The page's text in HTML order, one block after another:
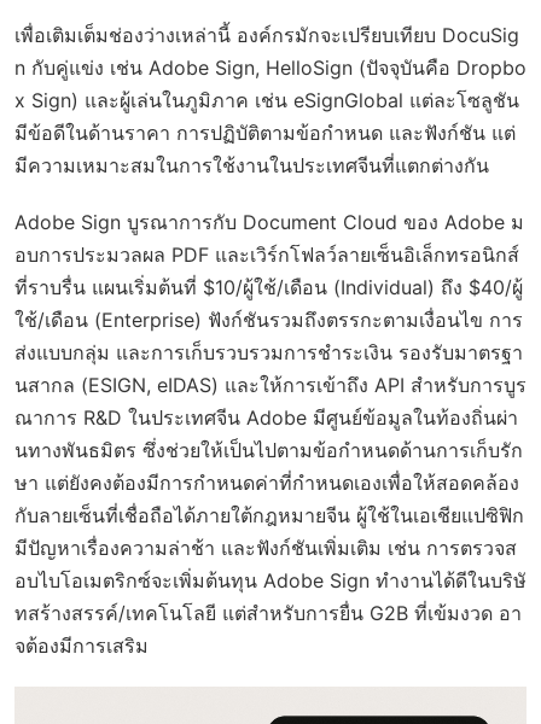
เพื่อเติมเต็มช่องว่างเหล่านี้ องค์กรมักจะเปรียบเทียบ DocuSig
n กับคู่แข่ง เช่น Adobe Sign, HelloSign (ปัจจุบันคือ Dropbo
x Sign) และผู้เล่นในภูมิภาค เช่น eSignGlobal แต่ละโซลูชัน
มีข้อดีในด้านราคา การปฏิบัติตามข้อกำหนด และฟังก์ชัน แต่
มีความเหมาะสมในการใช้งานในประเทศจีนที่แตกต่างกัน
Adobe Sign บูรณาการกับ Document Cloud ของ Adobe ม
อบการประมวลผล PDF และเวิร์กโฟลว์ลายเซ็นอิเล็กทรอนิกส์
ที่ราบรื่น แผนเริ่มต้นที่ $10/ผู้ใช้/เดือน (Individual) ถึง $40/ผู้
ใช้/เดือน (Enterprise) ฟังก์ชันรวมถึงตรรกะตามเงื่อนไข การ
ส่งแบบกลุ่ม และการเก็บรวบรวมการชำระเงิน รองรับมาตรฐา
นสากล (ESIGN, eIDAS) และให้การเข้าถึง API สำหรับการบูร
ณาการ R&D ในประเทศจีน Adobe มีศูนย์ข้อมูลในท้องถิ่นผ่า
นทางพันธมิตร ซึ่งช่วยให้เป็นไปตามข้อกำหนดด้านการเก็บรัก
ษา แต่ยังคงต้องมีการกำหนดค่าที่กำหนดเองเพื่อให้สอดคล้อง
กับลายเซ็นที่เชื่อถือได้ภายใต้กฎหมายจีน ผู้ใช้ในเอเชียแปซิฟิก
มีปัญหาเรื่องความล่าช้า และฟังก์ชันเพิ่มเติม เช่น การตรวจส
อบไบโอเมตริกซ์จะเพิ่มต้นทุน Adobe Sign ทำงานได้ดีในบริษั
ทสร้างสรรค์/เทคโนโลยี แต่สำหรับการยื่น G2B ที่เข้มงวด อา
จต้องมีการเสริม